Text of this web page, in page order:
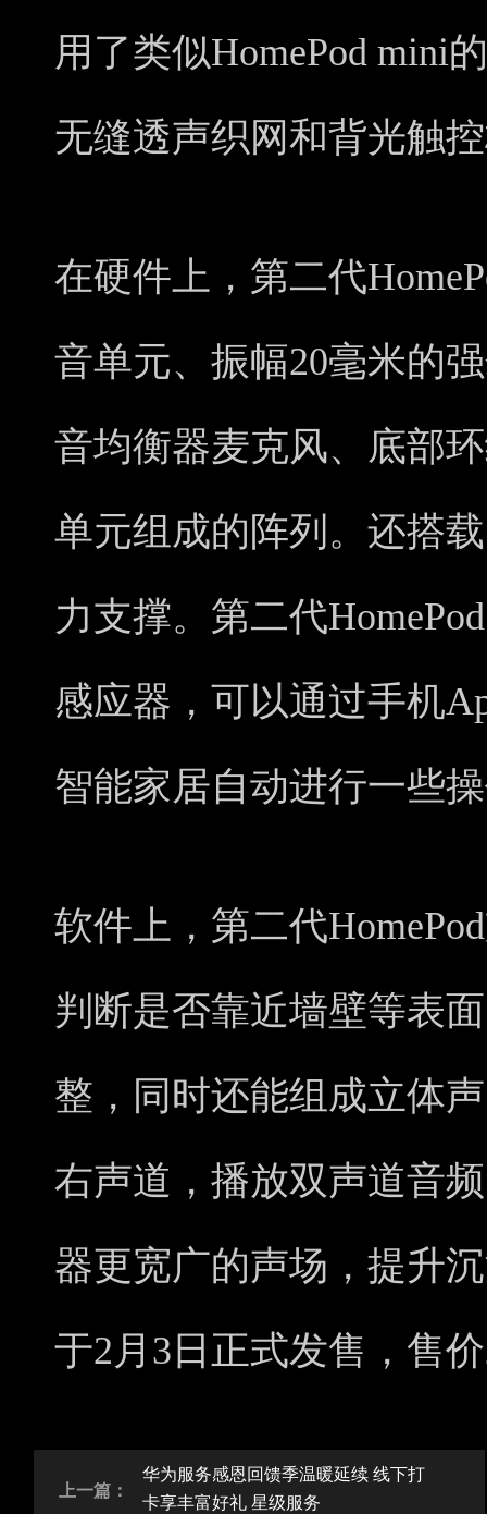
用了类似HomePod mini
无缝透声织网和背光触
在硬件上，第二代
音单元、振幅20毫米的
音均衡器麦克风、底部
单元组成的阵列。还搭
力支撑。第二代
感应器，可以通过手机
智能家居自动进行一些
软件上，第二代
判断是否靠近墙壁等表
整，同时还能组成立体
右声道，播放双声道音
器更宽广的声场，提升
于2月3日正式发售，售
上一篇：
华为服务感恩回馈季温暖延续 线下打
卡享丰富好礼 星级服务